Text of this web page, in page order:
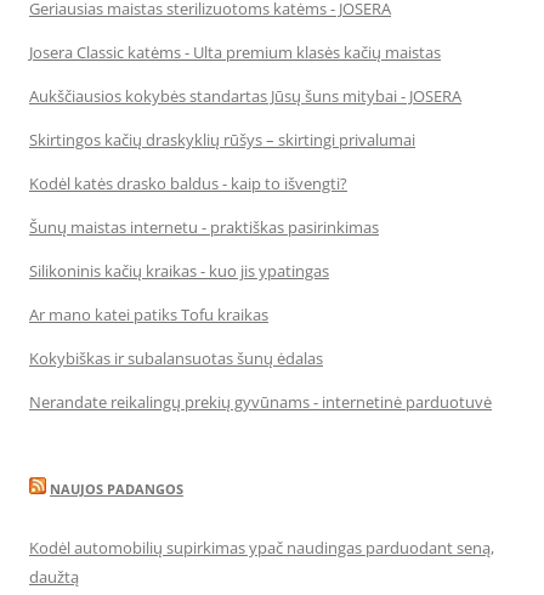
Geriausias maistas sterilizuotoms katėms - JOSERA
Josera Classic katėms - Ulta premium klasės kačių maistas
Aukščiausios kokybės standartas Jūsų šuns mitybai - JOSERA
Skirtingos kačių draskyklių rūšys – skirtingi privalumai
Kodėl katės drasko baldus - kaip to išvengti?
Šunų maistas internetu - praktiškas pasirinkimas
Silikoninis kačių kraikas - kuo jis ypatingas
Ar mano katei patiks Tofu kraikas
Kokybiškas ir subalansuotas šunų ėdalas
Nerandate reikalingų prekių gyvūnams - internetinė parduotuvė
NAUJOS PADANGOS
Kodėl automobilių supirkimas ypač naudingas parduodant seną,
daužtą